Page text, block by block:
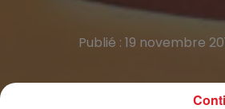
Publié : 19 novembre